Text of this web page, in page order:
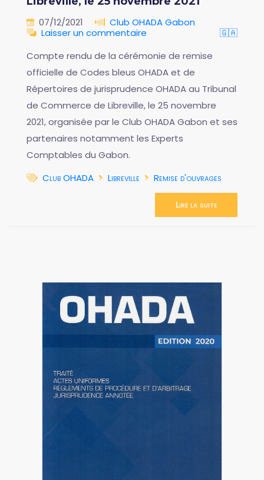
07/12/2021
Club OHADA Gabon
Laisser un commentaire
🇬🇦
Compte rendu de la cérémonie de remise
officielle de Codes bleus OHADA et de
Répertoires de jurisprudence OHADA au Tribunal
de Commerce de Libreville, le 25 novembre
2021, organisée par le Club OHADA Gabon et ses
partenaires notamment les Experts
Comptables du Gabon.
Club OHADA
Libreville Remise d'ouvrages
Lire la suite